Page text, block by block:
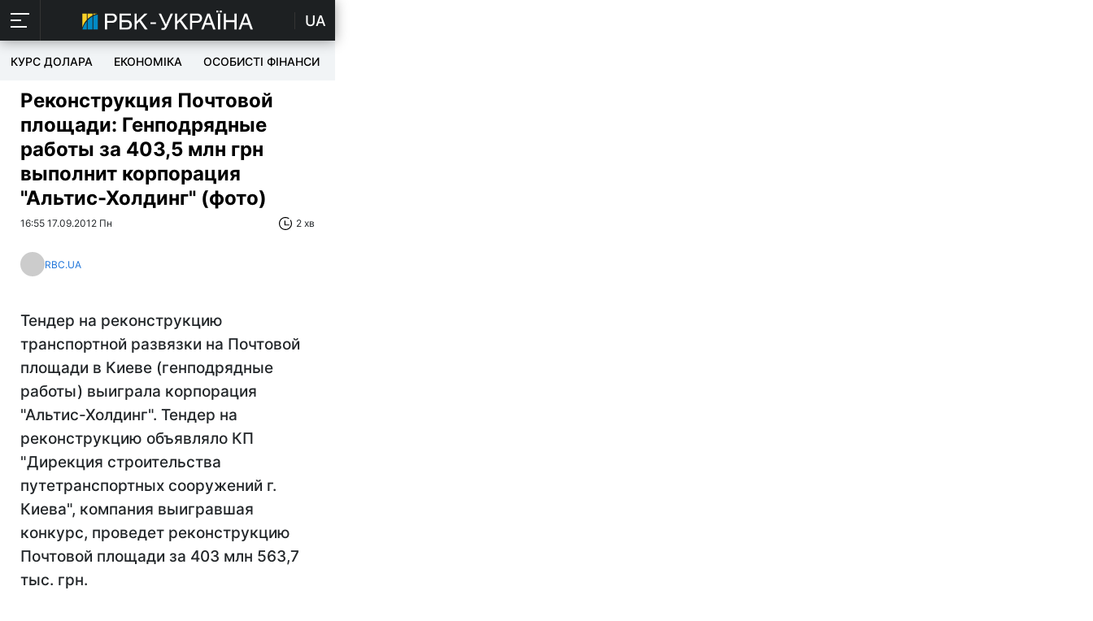
UA
КУРС ДОЛАРА ЕКОНОМІКА ОСОБИСТІ ФІНАНСИ
Реконструкция Почтовой
площади: Генподрядные
работы за 403,5 млн грн
выполнит корпорация
"Альтис-Холдинг" (фото)
16:55 17.09.2012 Пн 2 хв
RBC.UA
Тендер на реконструкцию
транспортной развязки на Почтовой
площади в Киеве (генподрядные
работы) выиграла корпорация
"Альтис-Холдинг". Тендер на
реконструкцию объявляло КП
"Дирекция строительства
путетранспортных сооружений г.
Киева", компания выигравшая
конкурс, проведет реконструкцию
Почтовой площади за 403 млн 563,7
тыс. грн.